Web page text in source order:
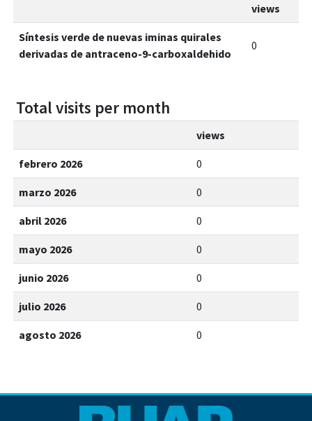
views
Síntesis verde de nuevas iminas quirales
derivadas de antraceno-9-carboxaldehido
0
Total visits per month
views
febrero 2026 0
marzo 2026 0
abril 2026 0
mayo 2026 0
junio 2026 0
julio 2026 0
agosto 2026 0